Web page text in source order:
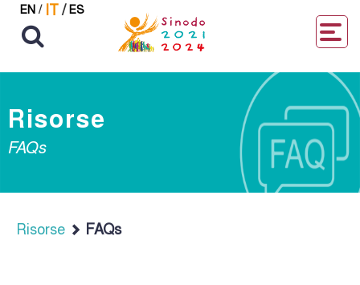
EN / IT/ ES
Risorse
FAQs
Risorse FAQs